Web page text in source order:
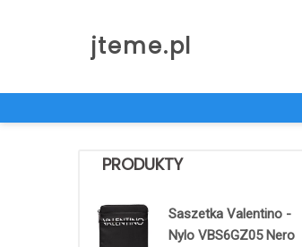
jteme.pl
PRODUKTY
Saszetka Valentino -
Nylo VBS6GZ05 Nero